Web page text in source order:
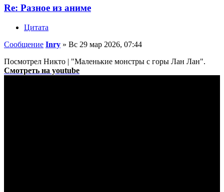
Re: Разное из аниме
Цитата
Сообщение Inry » Вс 29 мар 2026, 07:44
Посмотрел Никто | "Маленькие монстры с горы Лан Лан".
Смотреть на youtube